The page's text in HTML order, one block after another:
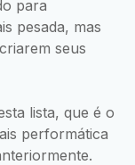
para
pesada, mas
seus
lista, que é o
performática